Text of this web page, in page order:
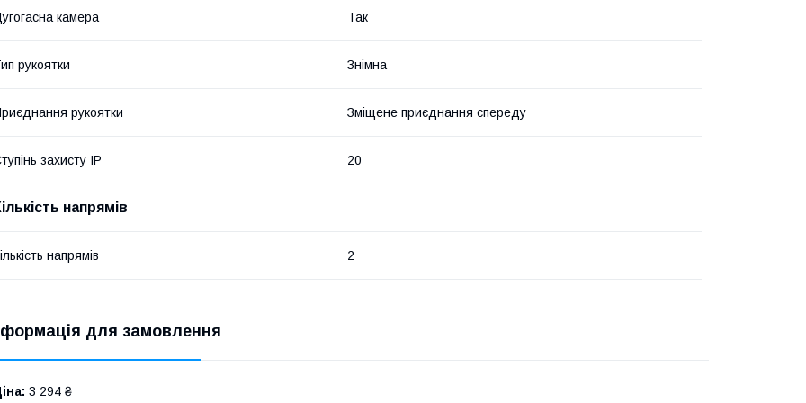
камера Так
рукоятки Знімна
рукоятки Зміщене приєднання спереду
захисту IP 20
напрямів
напрямів 2
для замовлення
3 294 ₴